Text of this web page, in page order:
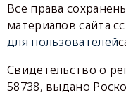
Все права
материалов сайта
для пользователей
Свидетельство о
58738, выдано